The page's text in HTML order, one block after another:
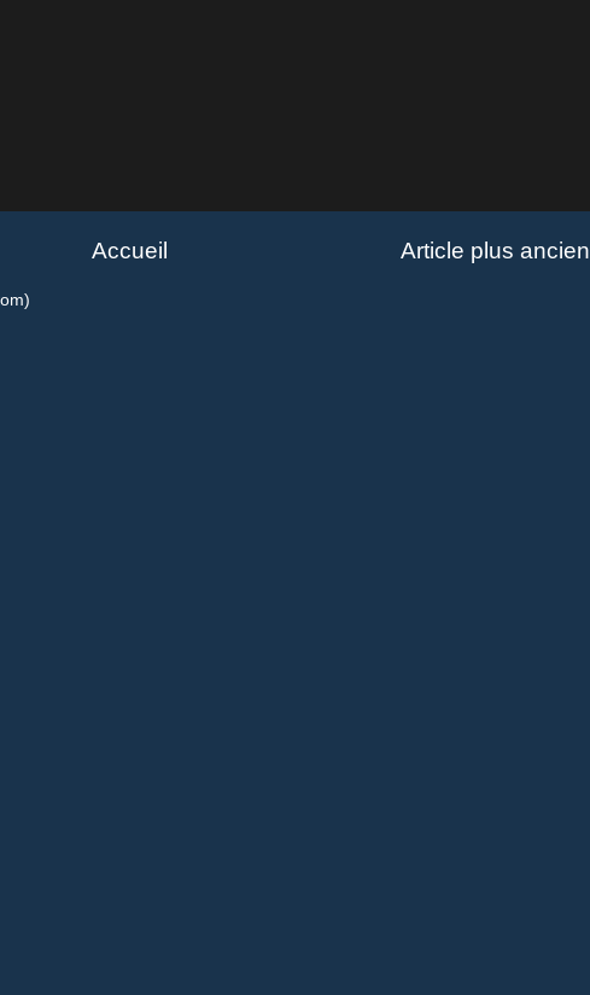
Article plus ancien
Accueil